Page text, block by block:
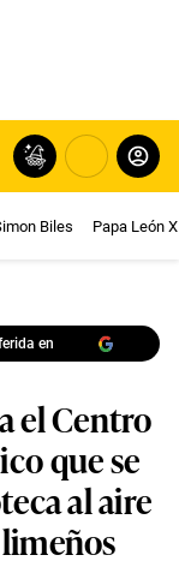
Biles Papa León
en
el Centro
que se
al aire